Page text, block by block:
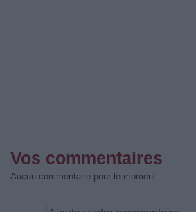
Vos commentaires
Aucun commentaire pour le moment